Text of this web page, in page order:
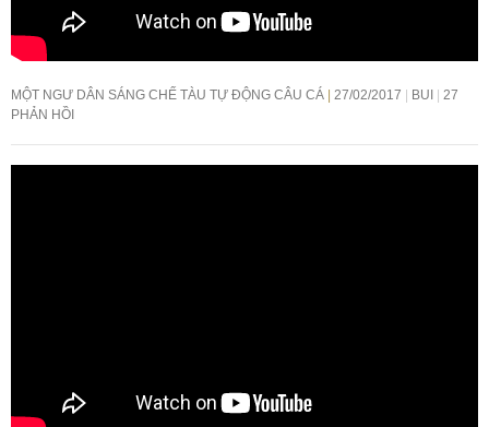
MỘT NGƯ DÂN SÁNG CHẾ TÀU TỰ ĐỘNG CÂU CÁ 27/02/2017 BUI
27
PHẢN HỒI